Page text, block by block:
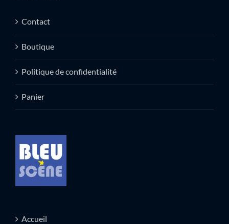
Contact
Boutique
Politique de confidentialité
Panier
Accueil